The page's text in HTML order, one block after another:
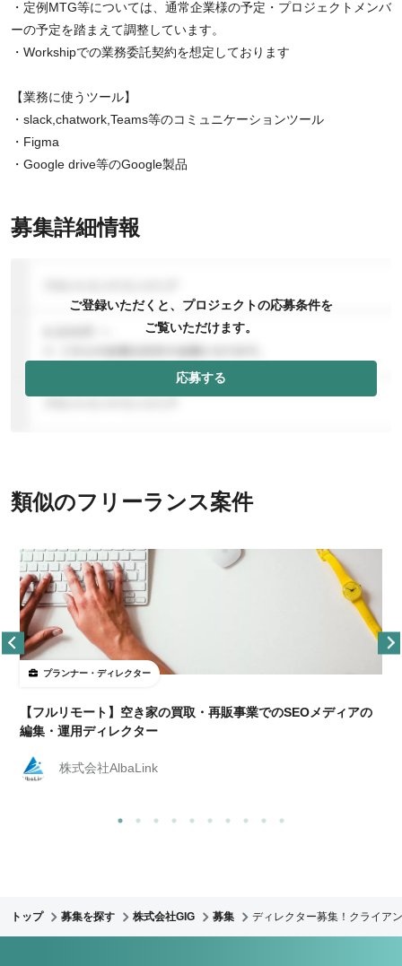
・定例MTG等については、通常企業様の予定・プロジェクトメンバ
ーの予定を踏まえて調整しています。
・Workshipでの業務委託契約を想定しております
【業務に使うツール】
・slack,chatwork,Teams等のコミュニケーションツール
・Figma
・Google drive等のGoogle製品
募集詳細情報
ご登録いただくと、プロジェクトの応募条件を
ご覧いただけます。
応募する
類似のフリーランス案件
プランナー・ディレクター
【フルリモート】空き家の買取・再販事業でのSEOメディアの
編集・運用ディレクター
株式会社AlbaLink
トップ 募集を探す 株式会社GIG 募集 ディレクター募集！クライア